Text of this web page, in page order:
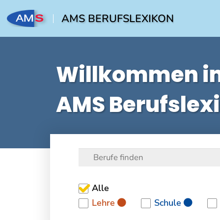
AMS BERUFSLEXIKON
Willkommen
AMS
Alle
Lehre
Schule